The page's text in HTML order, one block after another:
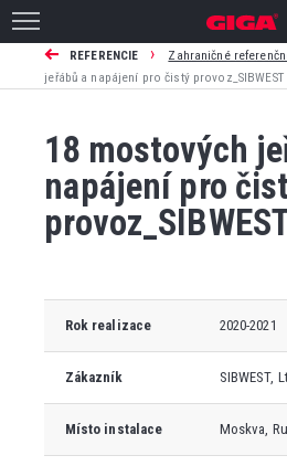
REFERENCIE › Zahraničné
jeřábů a napájení pro čistý provoz_SIBWEST
18 mostových
napájení pro
Rok realizace 2020-2021
Zákazník SIBWEST,
Místo instalace Moskva,